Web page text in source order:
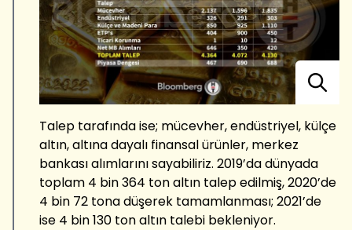
Talep tarafında ise; mücevher, endüstriyel, külçe
altın, altına dayalı finansal ürünler, merkez
bankası alımlarını sayabiliriz. 2019’da dünyada
toplam 4 bin 364 ton altın talep edilmiş, 2020’de
4 bin 72 tona düşerek tamamlanması; 2021’de
ise 4 bin 130 ton altın talebi bekleniyor.